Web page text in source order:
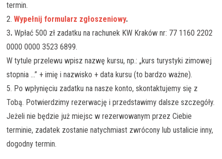
termin.
2.Wypełnij formularz zgłoszeniowy.
3.Wpłać 500 zł zadatku na rachunek KW Kraków nr: 77 1160 2202
0000 0000 3523 6899.
W tytule przelewu wpisz nazwę kursu, np.: „kurs turystyki zimowej
stopnia …” + imię i nazwisko + data kursu (to bardzo ważne).
5. Po wpłynięciu zadatku na nasze konto, skontaktujemy się z
Tobą. Potwierdzimy rezerwację i przedstawimy dalsze szczegóły.
Jeżeli nie będzie już miejsc w rezerwowanym przez Ciebie
terminie, zadatek zostanie natychmiast zwrócony lub ustalicie inny,
dogodny termin.